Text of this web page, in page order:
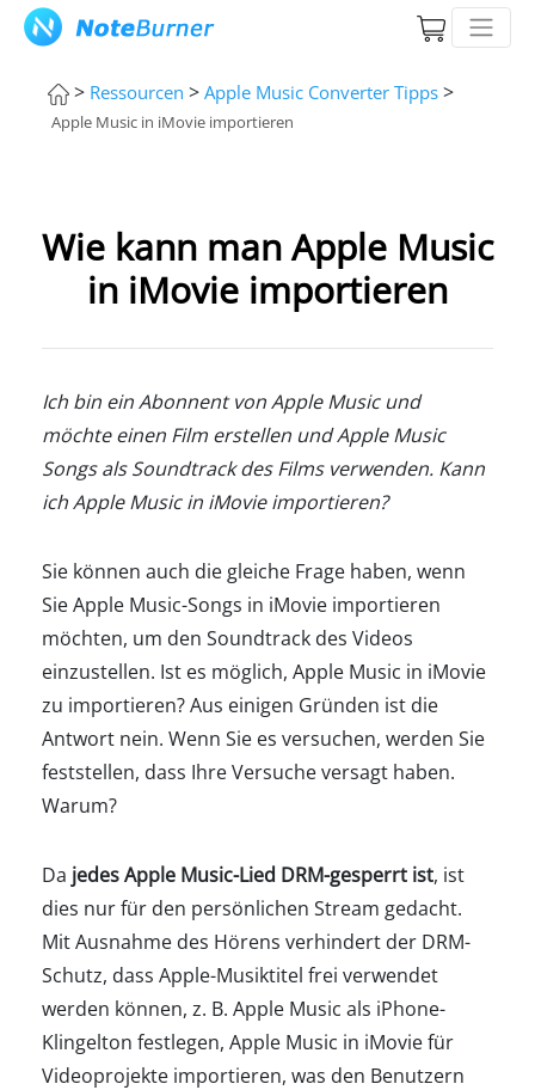
> Ressourcen > Apple Music Converter Tipps >
Apple Music in iMovie importieren
Wie kann man Apple Music
in iMovie importieren
Ich bin ein Abonnent von Apple Music und
möchte einen Film erstellen und Apple Music
Songs als Soundtrack des Films verwenden. Kann
ich Apple Music in iMovie importieren?
Sie können auch die gleiche Frage haben, wenn
Sie Apple Music-Songs in iMovie importieren
möchten, um den Soundtrack des Videos
einzustellen. Ist es möglich, Apple Music in iMovie
zu importieren? Aus einigen Gründen ist die
Antwort nein. Wenn Sie es versuchen, werden Sie
feststellen, dass Ihre Versuche versagt haben.
Warum?
Da jedes Apple Music-Lied DRM-gesperrt ist, ist
dies nur für den persönlichen Stream gedacht.
Mit Ausnahme des Hörens verhindert der DRM-
Schutz, dass Apple-Musiktitel frei verwendet
werden können, z. B. Apple Music als iPhone-
Klingelton festlegen, Apple Music in iMovie für
Videoprojekte importieren, was den Benutzern